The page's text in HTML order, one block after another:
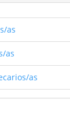
as
as
as